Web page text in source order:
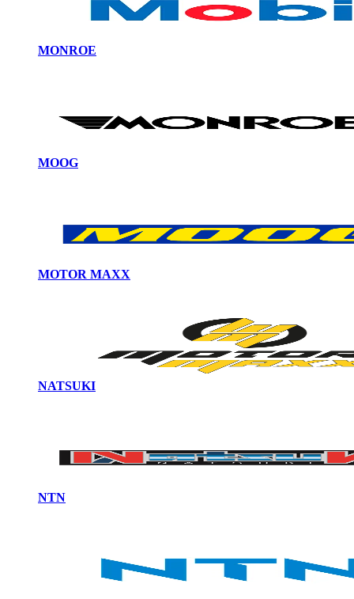
MONROE
MOOG
MOTOR MAXX
NATSUKI
NTN